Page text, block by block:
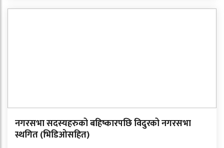
नगरसभा सदस्यहरुको बहिष्कारपछि विदुरको नगरसभा
स्थगित (भिडिओसहित)